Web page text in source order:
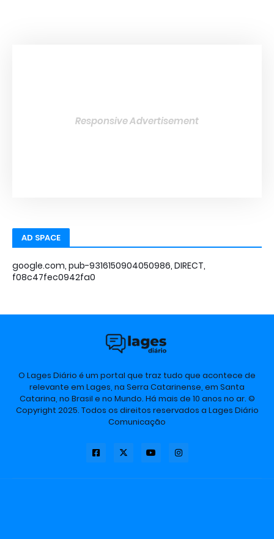
Responsive Advertisement
AD SPACE
google.com, pub-9316150904050986, DIRECT,
f08c47fec0942fa0
O Lages Diário é um portal que traz tudo que acontece de
relevante em Lages, na Serra Catarinense, em Santa
Catarina, no Brasil e no Mundo. Há mais de 10 anos no ar. ©
Copyright 2025. Todos os direitos reservados a Lages Diário
Comunicação